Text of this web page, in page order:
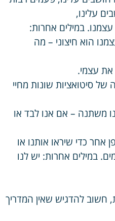
עלינו,
במילים אחרות:
הוא חיצוני – מה
את עצמי.
סיטואציות שונות מחיי
משתנה – אם אנו לבד או
אחר כדי שיראו אותנו או
במילים אחרות: יש לנו
חשוב להדגיש שאין המדריך